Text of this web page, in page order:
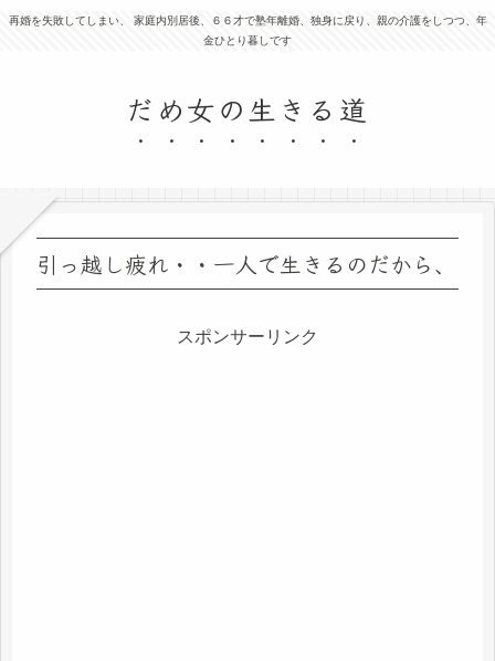
再婚を失敗してしまい、 家庭内別居後、６６才で塾年離婚、独身に戻り、親の介護をしつつ、年
金ひとり暮しです
だめ女の生きる道
引っ越し疲れ・・一人で生きるのだから、
スポンサーリンク